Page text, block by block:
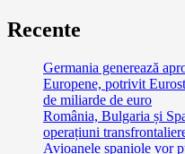
Recente
Germania generează
Europene, potrivit
de miliarde de euro
România, Bulgaria și
operațiuni
Avioanele spaniole vor